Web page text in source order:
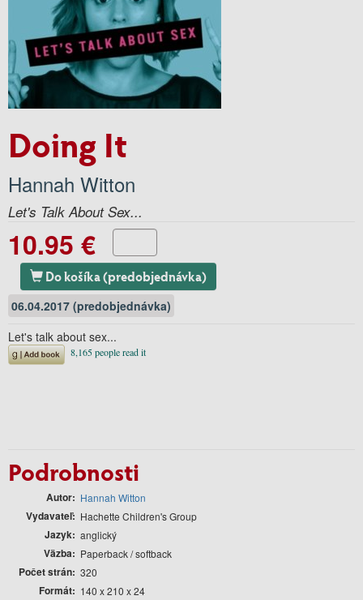
Doing It
Hannah Witton
Let's Talk About Sex...
10.95 €
Do košíka (predobjednávka)
06.04.2017 (predobjednávka)
Let's talk about sex...
Podrobnosti
Autor Hannah Witton
Vydavateľ Hachette Children's Group
Jazyk anglický
Väzba Paperback / softback
Počet strán 320
Formát 140 x 210 x 24